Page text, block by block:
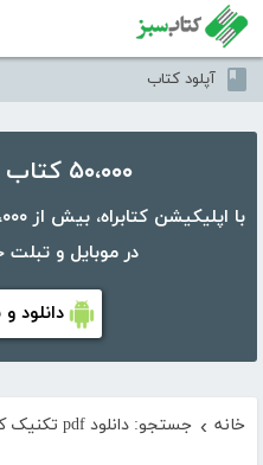
آپلود کتاب
۵۰،۰۰۰ کتاب در موبایل شما
در موبایل و
دانلود
خانه › جستجو: دانلود pdf تکنیک کریا یوگا